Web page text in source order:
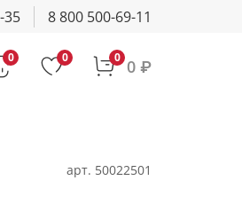
35 8 800 500-69-11
0 0 0 0 ₽
арт. 50022501